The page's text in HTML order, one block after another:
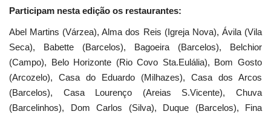
Participam nesta edição os restaurantes:
Abel Martins (Várzea), Alma dos Reis (Igreja Nova), Ávila (Vila
Seca), Babette (Barcelos), Bagoeira (Barcelos), Belchior
(Campo), Belo Horizonte (Rio Covo Sta.Eulália), Bom Gosto
(Arcozelo), Casa do Eduardo (Milhazes), Casa dos Arcos
(Barcelos), Casa Lourenço (Areias S.Vicente), Chuva
(Barcelinhos), Dom Carlos (Silva), Duque (Barcelos), Fina